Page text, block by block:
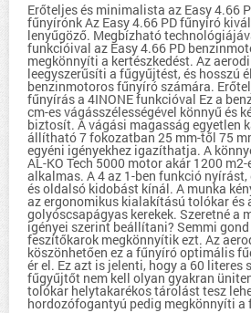
Erőteljes és minimalista az Easy 4.66
fűnyírónk Az Easy 4.66 PD fűnyíró
lenyűgöző. Megbízható
funkcióival az Easy 4.66 PD
megkönnyíti a kertészkedést. Az
leegyszerűsíti a fűgyűjtést, és hosszú
benzinmotoros fűnyíró számára.
fűnyírás a 4INONE funkcióval Ez a
cm-es vágásszélességével könnyű és
biztosít. A vágási magasság egyetlen
állítható 7 fokozatban 25 mm-től 75
egyéni igényekhez igazíthatja. A
AL-KO Tech 5000 motor akár 1200
alkalmas. A 4 az 1-ben funkció
és oldalsó kidobást kínál. A munka
az ergonomikus kialakítású tolókar és
golyóscsapágyas kerekek. Szeretné a
igényei szerint beállítani? Semmi
feszítőkarok megkönnyítik ezt. Az
köszönhetően ez a fűnyíró optimális
ér el. Ez azt is jelenti, hogy a 60 literes
fűgyűjtőt nem kell olyan gyakran
tolókar helytakarékos tárolást tesz
hordozófogantyú pedig megkönnyíti